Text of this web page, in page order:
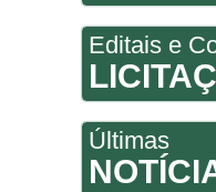
Editais e
Últimas